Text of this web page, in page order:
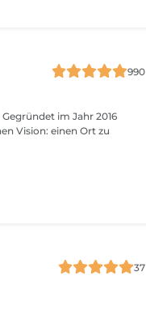
990
Vision: einen Ort zu
37